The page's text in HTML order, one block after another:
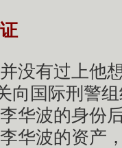
没有过上他
向国际刑警
华波的身份
华波的资产